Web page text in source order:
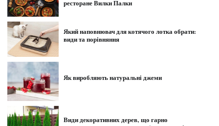
ресторане Вилки Палки
Який наповнювач для котячого лотка обрати:
види та порівняння
Як виробляють натуральні джеми
Види декоративних дерев, що гарно